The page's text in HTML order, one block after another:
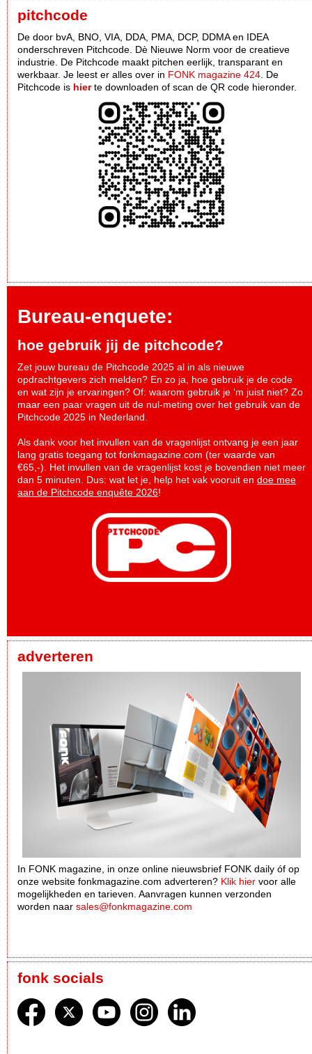
pitchcode
De door bvA, BNO, VIA, DDA, PMA, DCP, DDMA en IDEA
onderschreven Pitchcode. Dè Nieuwe Norm voor de creatieve
industrie. De Pitchcode maakt pitchen eerlijk, transparant en
werkbaar. Je leest er alles over in FONK magazine 424 . De
Pitchcode is hierte downloaden of scan de QR code hieronder.
Bureau-enquete:
hoe gebruik jij de pitchcode?
Zet jouw bureau de Pitchcode 2025 al in als nieuwe
opdrachtgevers zich melden? En zo ja, hoe gebruik je de code
en wat zijn je ervaringen? Of: waarom gebruik je ‘m juist niet? Zo
maar een paar vragen uit de nul-meting over het gebruik van de
Pitchcode 2025 in Nederland.
Als dank voor het invullen van de vragenlijst ontvang je een jaar
lang gratis toegang tot fonkmagazine.com (ter waarde van
€65,-). Het invullen van de vragenlijst kost je bovendien niet meer
dan 5 minuten. Dus: wat let je, help het vak vooruit en doe mee
aan de Pitchcode enquête 2026!
adverteren
In FONK magazine, in onze online nieuwsbrief FONK daily óf op
onze website fonkmagazine.com adverteren? Klik hier voor alle
mogelijkheden en tarieven. Aanvragen kunnen verzonden
worden naar sales@fonkmagazine.com
fonk socials